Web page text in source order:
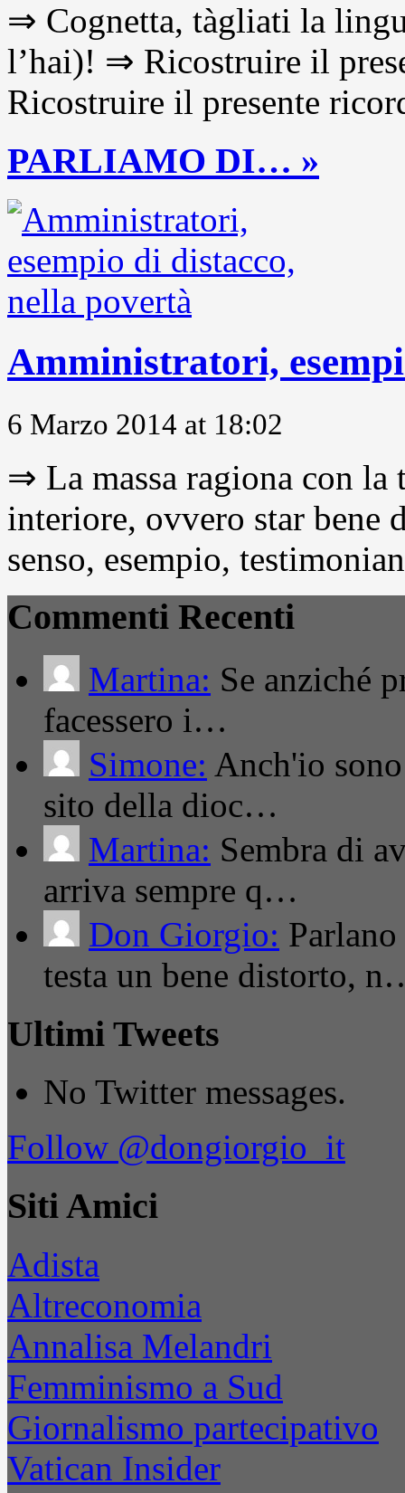
⇒ Cognetta, tàgliati la
l’hai)! ⇒ Ricostruire il
Ricostruire il presente
PARLIAMO DI… »
Amministratori,
6 Marzo 2014 at 18:02
⇒ La massa ragiona con
interiore, ovvero star
senso, esempio,
Commenti Recenti
Martina: Se anziché
facessero i…
Simone: Anch'io
sito della dioc…
Martina: Sembra di
arriva sempre q…
Don Giorgio:
testa un bene distorto,
Ultimi Tweets
No Twitter messages.
Follow @dongiorgio_it
Siti Amici
Adista
Altreconomia
Annalisa Melandri
Femminismo a Sud
Giornalismo partecipativo
Vatican Insider